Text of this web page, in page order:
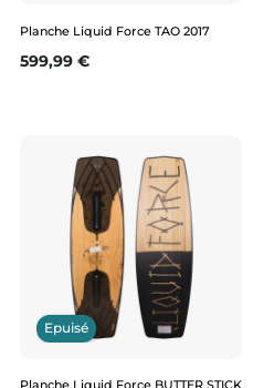
Planche Liquid Force TAO 2017
Prix
599,99 €
Epuisé